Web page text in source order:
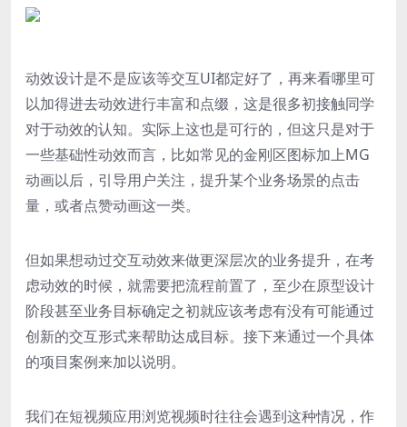
动效设计是不是应该等交互UI都定好了，再来看哪里可
以加得进去动效进行丰富和点缀，这是很多初接触同学
对于动效的认知。实际上这也是可行的，但这只是对于
一些基础性动效而言，比如常见的金刚区图标加上MG
动画以后，引导用户关注，提升某个业务场景的点击
量，或者点赞动画这一类。
但如果想动过交互动效来做更深层次的业务提升，在考
虑动效的时候，就需要把流程前置了，至少在原型设计
阶段甚至业务目标确定之初就应该考虑有没有可能通过
创新的交互形式来帮助达成目标。接下来通过一个具体
的项目案例来加以说明。
我们在短视频应用浏览视频时往往会遇到这种情况，作